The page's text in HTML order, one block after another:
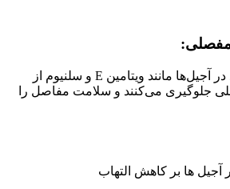
آنتی‌اکسیدان‌های موجود در آجیل‌ها مانند ویتامین E و سلنیوم از
جلوگیری می‌کنند و سلامت مفاصل را